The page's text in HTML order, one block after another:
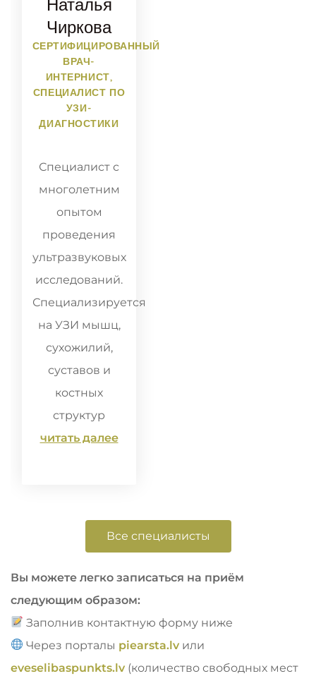
Чиркова
СЕРТИФИЦИРОВАННЫЙ
ВРАЧ-
ИНТЕРНИСТ,
СПЕЦИАЛИСТ ПО
УЗИ-
ДИАГНОСТИКИ
Специалист с
многолетним
опытом
проведения
ультразвуковых
исследований.
Специализируется
на УЗИ мышц,
сухожилий,
суставов и
костных
структур
читать далее
Все специалисты
Вы можете легко записаться на приём
следующим образом:
Заполнив контактную форму ниже
Через порталы piearsta.lv или
eveselibaspunkts.lv (количество свободных мест